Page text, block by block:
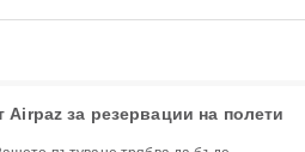
за резервации на полети